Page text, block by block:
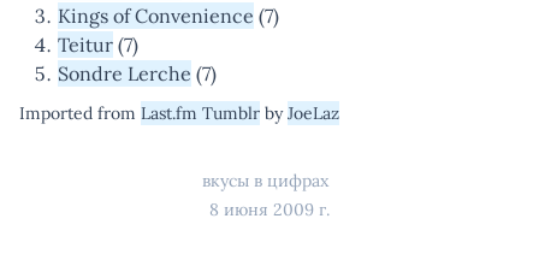
Kings of Convenience (7)
Teitur (7)
Sondre Lerche (7)
Imported from Last.fm Tumblr byJoeLaz
вкусы в цифрах
8 июня 2009 г.